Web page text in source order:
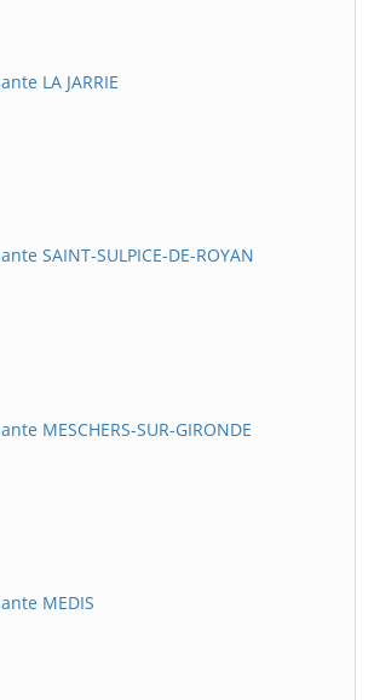
LA JARRIE
SAINT-SULPICE-DE-ROYAN
MESCHERS-SUR-GIRONDE
MEDIS